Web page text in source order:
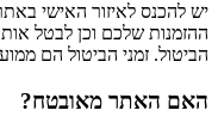
יש להכנס לאיזור האישי
ההזמנות שלכם וכן לבטל
הביטול. זמני הביטול הם
האם האתר מאובטח?